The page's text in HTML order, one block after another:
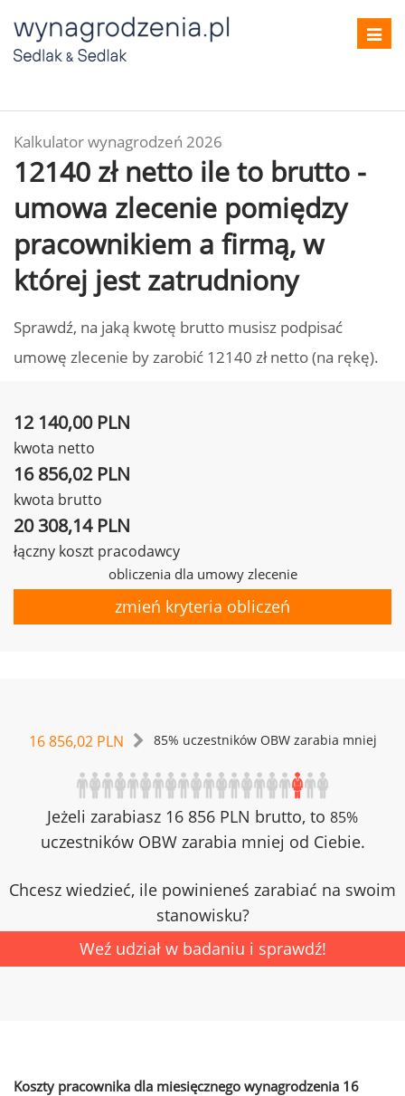
Kalkulator wynagrodzeń 2026
12140 zł netto ile to brutto -
umowa zlecenie pomiędzy
pracownikiem a firmą, w
której jest zatrudniony
Sprawdź, na jaką kwotę brutto musisz podpisać
umowę zlecenie by zarobić 12140 zł netto (na rękę).
12 140,00 PLN
kwota netto
16 856,02 PLN
kwota brutto
20 308,14 PLN
łączny koszt pracodawcy
obliczenia dla umowy zlecenie
zmień kryteria obliczeń
16 856,02 PLN 85% uczestników OBW zarabia mniej
Jeżeli zarabiasz 16 856 PLN brutto, to 85%
uczestników OBW zarabia mniej od Ciebie.
Chcesz wiedzieć, ile powinieneś zarabiać na swoim
stanowisku?
Weź udział w badaniu i sprawdź!
Koszty pracownika dla miesięcznego wynagrodzenia 16